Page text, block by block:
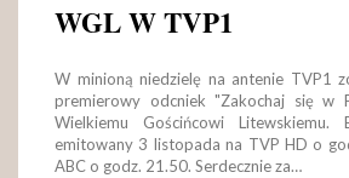
WGL W TVP1
W minioną niedzielę na antenie TVP1
premierowy odcniek "Zakochaj się w
Wielkiemu Gościńcowi Litewskiemu.
emitowany 3 listopada na TVP HD o
ABC o godz. 21.50. Serdecznie za…